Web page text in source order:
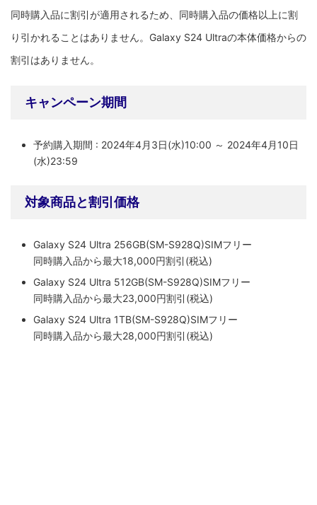
同時購入品に割引が適用されるため、同時購入品の価格以上に割
り引かれることはありません。Galaxy S24 Ultraの本体価格からの
割引はありません。
キャンペーン期間
予約購入期間 : 2024年4月3日(水)10:00 ～ 2024年4月10日
(水)23:59
対象商品と割引価格
Galaxy S24 Ultra 256GB(SM-S928Q)SIMフリー
同時購入品から最大18,000円割引(税込)
Galaxy S24 Ultra 512GB(SM-S928Q)SIMフリー
同時購入品から最大23,000円割引(税込)
Galaxy S24 Ultra 1TB(SM-S928Q)SIMフリー
同時購入品から最大28,000円割引(税込)